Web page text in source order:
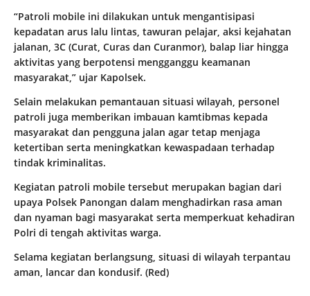
“Patroli mobile ini dilakukan untuk mengantisipasi
kepadatan arus lalu lintas, tawuran pelajar, aksi kejahatan
jalanan, 3C (Curat, Curas dan Curanmor), balap liar hingga
aktivitas yang berpotensi mengganggu keamanan
masyarakat,” ujar Kapolsek.
Selain melakukan pemantauan situasi wilayah, personel
patroli juga memberikan imbauan kamtibmas kepada
masyarakat dan pengguna jalan agar tetap menjaga
ketertiban serta meningkatkan kewaspadaan terhadap
tindak kriminalitas.
Kegiatan patroli mobile tersebut merupakan bagian dari
upaya Polsek Panongan dalam menghadirkan rasa aman
dan nyaman bagi masyarakat serta memperkuat kehadiran
Polri di tengah aktivitas warga.
Selama kegiatan berlangsung, situasi di wilayah terpantau
aman, lancar dan kondusif. (Red)